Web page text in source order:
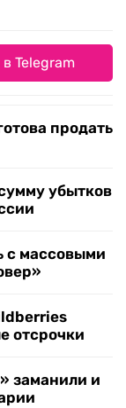
Telegram
продать
убытков
с массовыми
отсрочки
заманили и